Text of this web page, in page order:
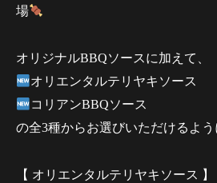
場
オリジナルBBQソースに加えて、
オリエンタルテリヤキソース
コリアンBBQソース
の全3種からお選びいただけるよう
【 オリエンタルテリヤキソース 】